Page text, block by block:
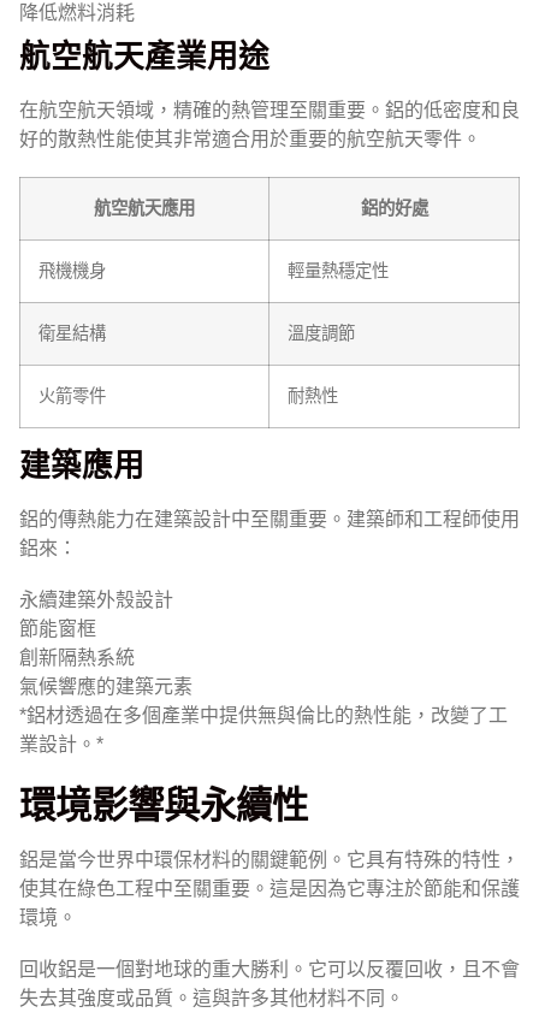
降低燃料消耗
航空航天產業用途
在航空航天領域，精確的熱管理至關重要。鋁的低密度和良
好的散熱性能使其非常適合用於重要的航空航天零件。
航空航天應用 鋁的好處
飛機機身 輕量熱穩定性
衛星結構 溫度調節
火箭零件 耐熱性
建築應用
鋁的傳熱能力在建築設計中至關重要。建築師和工程師使用
鋁來：
永續建築外殼設計
節能窗框
創新隔熱系統
氣候響應的建築元素
*鋁材透過在多個產業中提供無與倫比的熱性能，改變了工
業設計。*
環境影響與永續性
鋁是當今世界中環保材料的關鍵範例。它具有特殊的特性，
使其在綠色工程中至關重要。這是因為它專注於節能和保護
環境。
回收鋁是一個對地球的重大勝利。它可以反覆回收，且不會
失去其強度或品質。這與許多其他材料不同。